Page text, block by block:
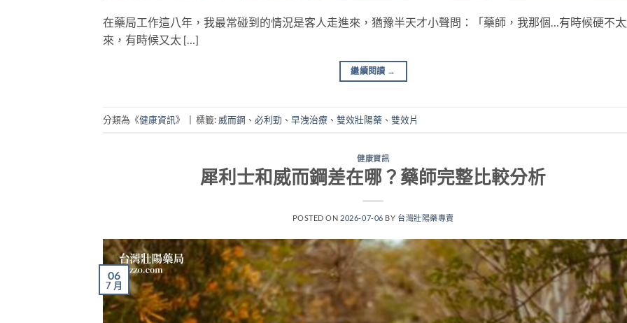
在藥局工作這八年，我最常碰到的情況是客人走進來，猶豫半天才小聲問：「藥師，我那個…有時候硬不
來，有時候又太 […]
繼續閱讀 →
分類為《健康資訊》 標籤: 威而鋼 、 必利勁 、 早洩治療 、 雙效壯陽藥 、 雙效片
健康資訊
犀利士和威而鋼差在哪？藥師完整比較分析
POSTED ON 2026-07-06 BY 台灣壯陽藥專賣
06
7 月